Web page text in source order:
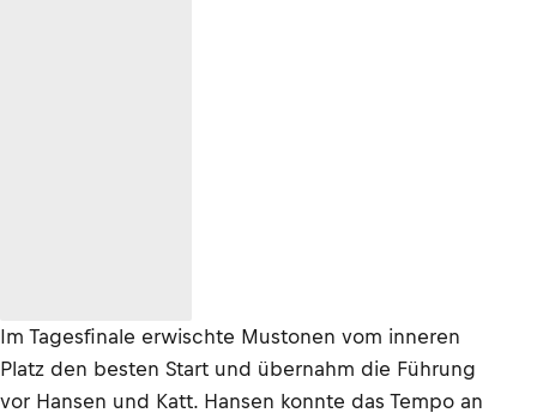
Im Tagesfinale erwischte Mustonen vom inneren
Platz den besten Start und übernahm die Führung
vor Hansen und Katt. Hansen konnte das Tempo an